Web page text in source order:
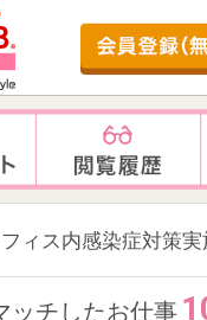
感染症対策実施